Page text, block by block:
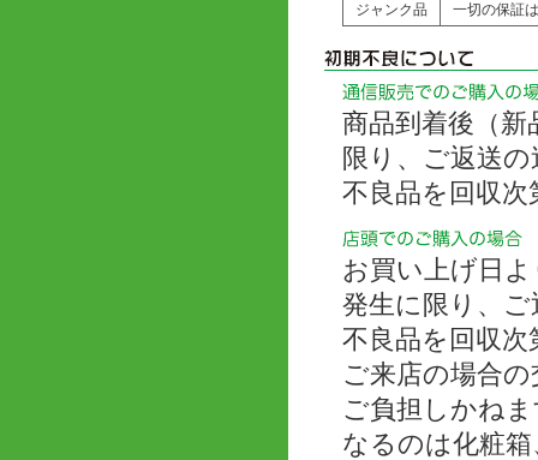
ジャンク品
一切の保証
商品到着後（新
限り、ご返送
不良品を回収
お買い上げ日
発生に限り、
不良品を回収
ご来店の場合
ご負担しかね
なるのは化粧